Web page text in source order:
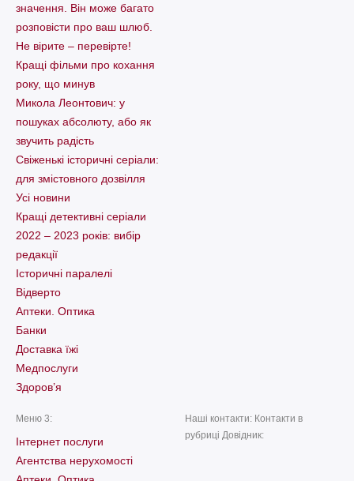
значення. Він може багато
розповісти про ваш шлюб.
Не вірите – перевірте!
Кращі фільми про кохання
року, що минув
Микола Леонтович: у
пошуках абсолюту, або як
звучить радість
Свіженькі історичні серіали:
для змістовного дозвілля
Усі новини
Кращі детективні серіали
2022 – 2023 років: вибір
редакції
Історичні паралелі
Відверто
Аптеки. Оптика
Банки
Доставка їжі
Медпослуги
Здоров’я
Меню 3:
Інтернет послуги
Агентства нерухомості
Наші контакти: Контакти в
рубриці Довідник: